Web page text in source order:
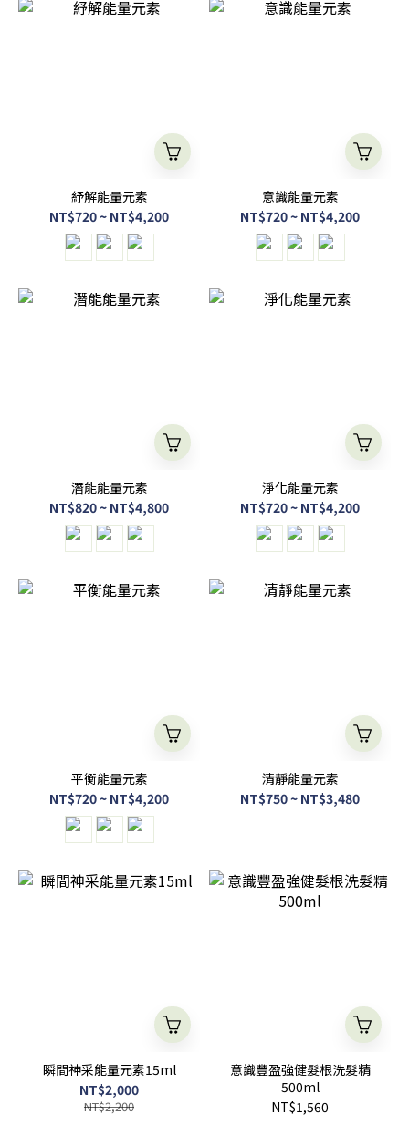
紓解能量元素
NT$720 ~ NT$4,200
意識能量元素
NT$720 ~ NT$4,200
潛能能量元素
NT$820 ~ NT$4,800
淨化能量元素
NT$720 ~ NT$4,200
平衡能量元素
NT$720 ~ NT$4,200
清靜能量元素
NT$750 ~ NT$3,480
瞬間神采能量元素15ml
NT$2,000
NT$2,200
意識豐盈強健髮根洗髮精
500ml
NT$1,560